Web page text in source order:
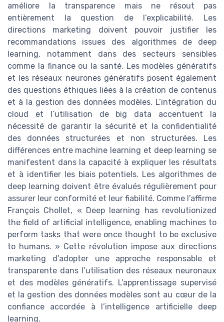
améliore la transparence mais ne résout pas
entièrement la question de l’explicabilité. Les
directions marketing doivent pouvoir justifier les
recommandations issues des algorithmes de deep
learning, notamment dans des secteurs sensibles
comme la finance ou la santé. Les modèles génératifs
et les réseaux neurones génératifs posent également
des questions éthiques liées à la création de contenus
et à la gestion des données modèles. L’intégration du
cloud et l’utilisation de big data accentuent la
nécessité de garantir la sécurité et la confidentialité
des données structurées et non structurées. Les
différences entre machine learning et deep learning se
manifestent dans la capacité à expliquer les résultats
et à identifier les biais potentiels. Les algorithmes de
deep learning doivent être évalués régulièrement pour
assurer leur conformité et leur fiabilité. Comme l’affirme
François Chollet, « Deep learning has revolutionized
the field of artificial intelligence, enabling machines to
perform tasks that were once thought to be exclusive
to humans. » Cette révolution impose aux directions
marketing d’adopter une approche responsable et
transparente dans l’utilisation des réseaux neuronaux
et des modèles génératifs. L’apprentissage supervisé
et la gestion des données modèles sont au cœur de la
confiance accordée à l’intelligence artificielle deep
learning.